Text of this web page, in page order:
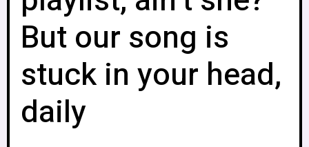
But our song is
stuck in your head,
daily